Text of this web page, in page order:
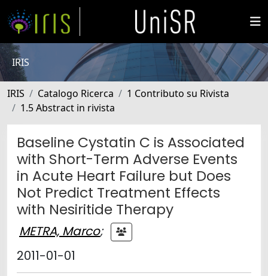
IRIS
IRIS Catalogo Ricerca
1 Contributo su Rivista
1.5 Abstract in rivista
Baseline Cystatin C is Associated
with Short-Term Adverse Events
in Acute Heart Failure but Does
Not Predict Treatment Effects
with Nesiritide Therapy
METRA, Marco;
2011-01-01